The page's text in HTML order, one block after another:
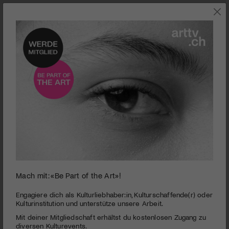
UNTERHALTUNG
seconds
minutes,
13
Jässodu! Die Musikbühne Uri bringt «Di chlyy
Niderdorf-Operä» in die Innerschweiz
PUBLIZIERT AM 17. AUGUST 2023
Mach mit: «Be Part of the Art»!
Engagiere dich als Kulturliebhaber:in, Kulturschaffende(r) oder
Kulturinstitution und unterstütze unsere Arbeit.
Mit deiner Mitgliedschaft erhältst du kostenlosen Zugang zu
diversen Kulturevents.